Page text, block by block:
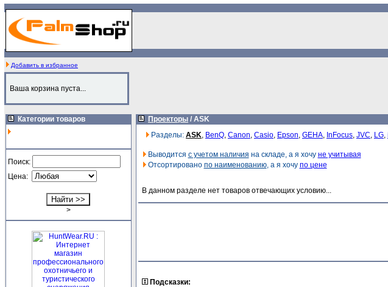
Добавить в избранное
Ваша корзина пуста...
Категории товаров
Поиск:
Цена:
>
Проекторы / ASK
Разделы: ASK, BenQ, Canon, Casio, Epson, GEHA, InFocus, JVC, LG,
Выводится с учетом наличия на складе, а я хочу не учитывая
Отсортировано по наименованию, а я хочу по цене
В данном разделе нет товаров отвечающих условию...
Подсказки: